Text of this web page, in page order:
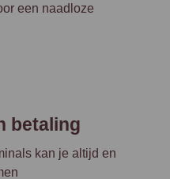
een naadloze
betaling
kan je altijd en